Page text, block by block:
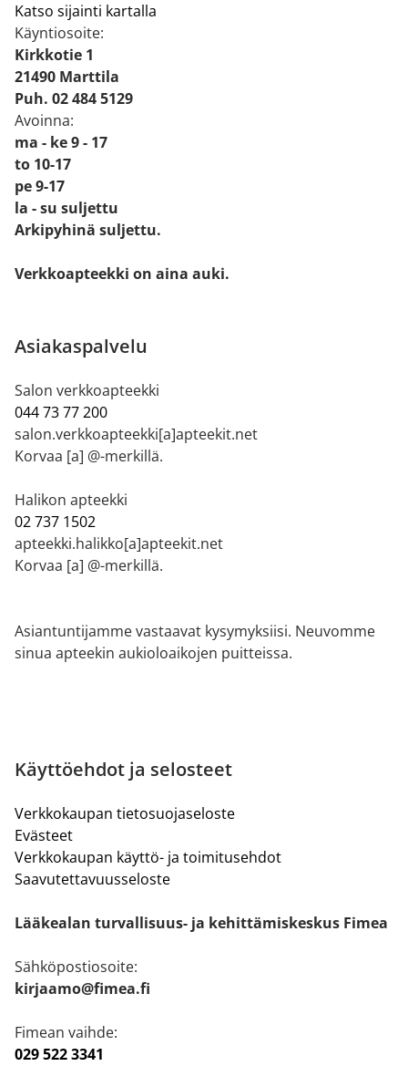
Katso sijainti kartalla
Käyntiosoite:
Kirkkotie 1
21490 Marttila
Puh. 02 484 5129
Avoinna:
ma - ke 9 - 17
to 10-17
pe 9-17
la - su suljettu
Arkipyhinä suljettu.
Verkkoapteekki on aina auki.
Asiakaspalvelu
Salon verkkoapteekki
044 73 77 200
salon.verkkoapteekki[a]apteekit.net
Korvaa [a] @-merkillä.
Halikon apteekki
02 737 1502
apteekki.halikko[a]apteekit.net
Korvaa [a] @-merkillä.
Asiantuntijamme vastaavat kysymyksiisi. Neuvomme
sinua apteekin aukioloaikojen puitteissa.
Käyttöehdot ja selosteet
Verkkokaupan tietosuojaseloste
Evästeet
Verkkokaupan käyttö- ja toimitusehdot
Saavutettavuusseloste
Lääkealan turvallisuus- ja kehittämiskeskus Fimea
Sähköpostiosoite:
kirjaamo@fimea.fi
Fimean vaihde:
029 522 3341